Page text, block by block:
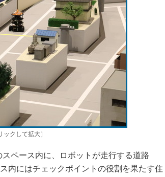
ックして拡大］
ペース内に、ロボットが走行する道路
内にはチェックポイントの役割を果たす住